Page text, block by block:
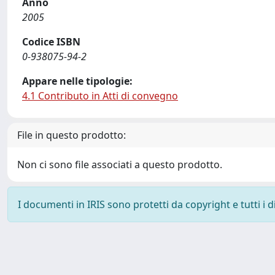
2005
Codice ISBN
0-938075-94-2
Appare nelle tipologie:
4.1 Contributo in Atti di convegno
File in questo prodotto:
Non ci sono file associati a questo prodotto.
I documenti in IRIS sono protetti da copyright e tutti i